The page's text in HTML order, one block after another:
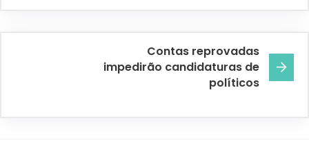
Contas reprovadas
impedirão candidaturas de
políticos